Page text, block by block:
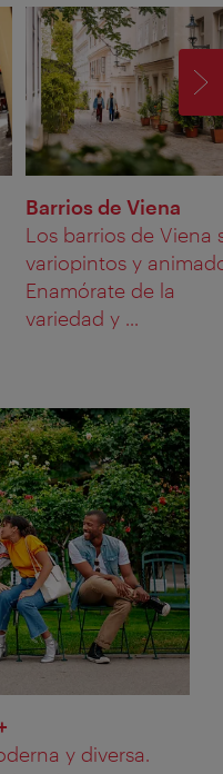
Barrios de Viena
Los barrios de Viena
variopintos y
Enamórate de la
variedad y ...
y diversa.